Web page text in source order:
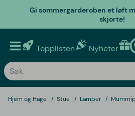
Gi sommergarderoben et løft
skjorte!
Topplisten Nyheter
Hjem og Hage Stue Lamper